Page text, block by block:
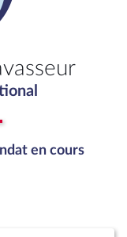
en cours